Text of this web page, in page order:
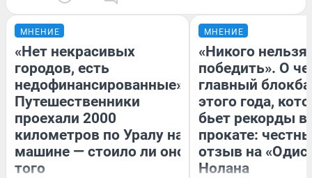
МНЕНИЕ
«Нет некрасивых
городов, есть
недофинансированные».
Путешественники
проехали 2000
километров по Уралу на
машине — стоило ли оно
того
МНЕНИЕ
«Никого нельзя
победить». О
главный
этого года,
бьет рекорды в
прокате:
отзыв на
Нолана